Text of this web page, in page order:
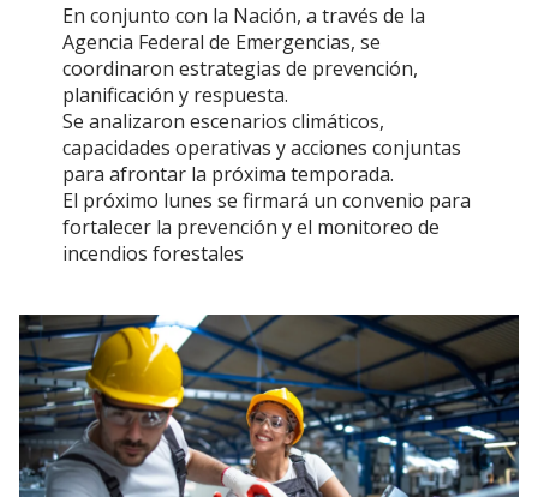
En conjunto con la Nación, a través de la
Agencia Federal de Emergencias, se
coordinaron estrategias de prevención,
planificación y respuesta.
Se analizaron escenarios climáticos,
capacidades operativas y acciones conjuntas
para afrontar la próxima temporada.
El próximo lunes se firmará un convenio para
fortalecer la prevención y el monitoreo de
incendios forestales